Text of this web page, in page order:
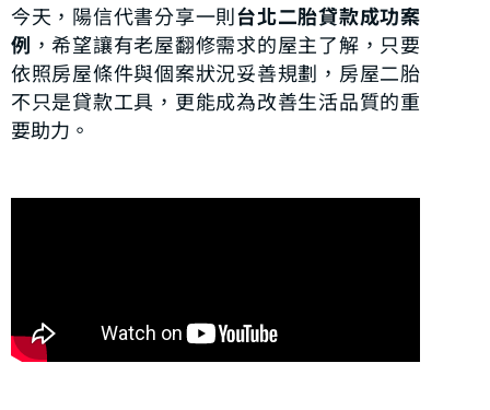
今天，陽信代書分享一則台北二胎貸款成功案
例 ，希望讓有老屋翻修需求的屋主了解，只要
依照房屋條件與個案狀況妥善規劃，房屋二胎
不只是貸款工具，更能成為改善生活品質的重
要助力。